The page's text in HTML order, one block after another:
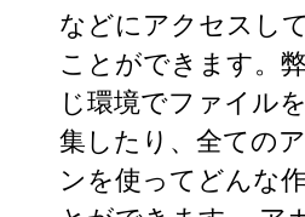
などにアクセスし
ことができます。
じ環境でファイル
集したり、全ての
ンを使ってどんな